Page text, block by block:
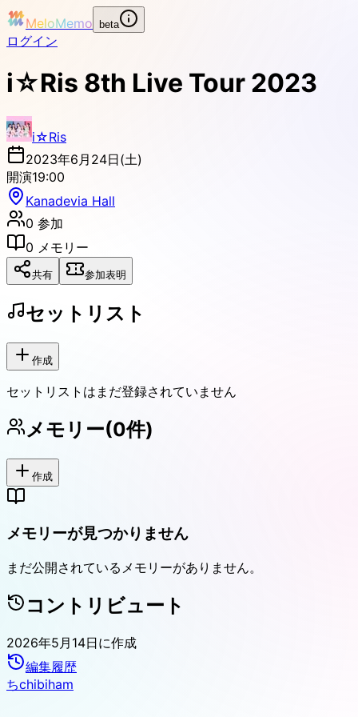
MeloMemo beta
ログイン
i☆Ris 8th Live Tour 2023
i☆Ris
2023年6月24日(土)
開演19:00
Kanadevia Hall
0 参加
0 メモリー
共有 参加表明
セットリスト
作成
セットリストはまだ登録されていません
メモリー(0件)
作成
メモリーが見つかりません
まだ公開されているメモリーがありません。
コントリビュート
2026年5月14日に作成
編集履歴
ちchibiham